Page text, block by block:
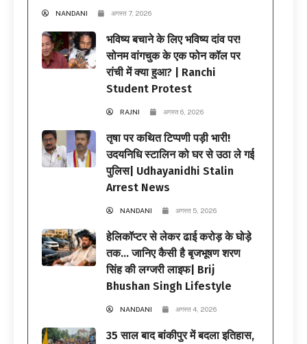
NANDANI अगस्त 7, 2026
भविष्य बचाने के लिए भविष्य दांव पर!
सोनम वांगचुक के एक फोन कॉल पर
रांची में क्या हुआ? | Ranchi
Student Protest
RAJNI अगस्त 6, 2026
तृषा पर कथित टिप्पणी पड़ी भारी!
उदयनिधि स्टालिन को घर से उठा ले गई
पुलिस| Udhayanidhi Stalin
Arrest News
NANDANI अगस्त 5, 2026
हेलिकॉप्टर से लेकर ढाई करोड़ के घोड़े
तक… जानिए कैसी है बृजभूषण शरण
सिंह की लग्जरी लाइफ| Brij
Bhushan Singh Lifestyle
NANDANI अगस्त 4, 2026
35 साल बाद बांकीपुर में बदला इतिहास,